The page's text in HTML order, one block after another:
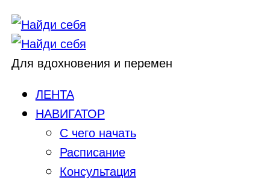
Для вдохновения и перемен
ЛЕНТА
НАВИГАТОР
С чего начать
Расписание
Консультация